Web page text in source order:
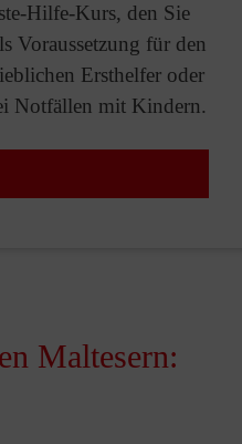
Hilfe-Kurs, den Sie
Voraussetzung für den
Ersthelfer oder
Notfällen mit Kindern.
Maltesern: